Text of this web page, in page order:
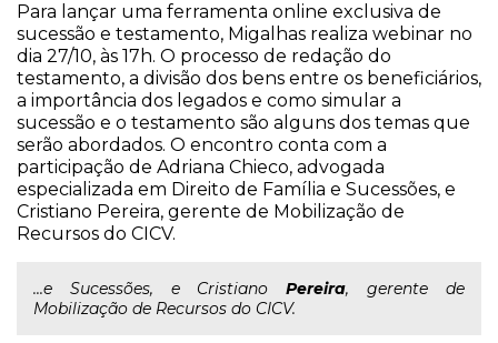
Para lançar uma ferramenta online exclusiva de
sucessão e testamento, Migalhas realiza webinar no
dia 27/10, às 17h. O processo de redação do
testamento, a divisão dos bens entre os beneficiários,
a importância dos legados e como simular a
sucessão e o testamento são alguns dos temas que
serão abordados. O encontro conta com a
participação de Adriana Chieco, advogada
especializada em Direito de Família e Sucessões, e
Cristiano Pereira, gerente de Mobilização de
Recursos do CICV.
...e Sucessões, e CristianoPereira, gerente de
Mobilização de Recursos do CICV.